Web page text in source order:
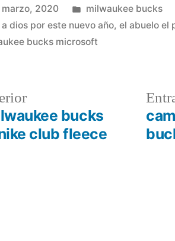
marzo, 2020
Publicado
en
milwaukee bucks
dios por este nuevo año,el abuelo el
bucks microsoft
Entrada
anterior:bucks
club fleece